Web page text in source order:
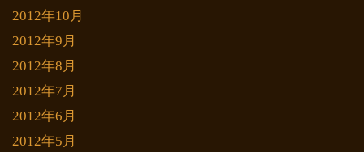
2012年10月
2012年9月
2012年8月
2012年7月
2012年6月
2012年5月